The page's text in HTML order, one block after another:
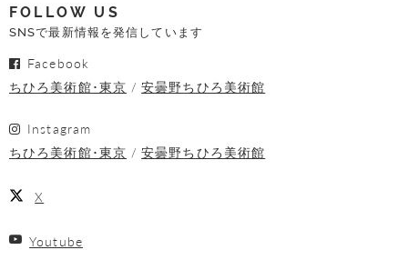
FOLLOW US
SNSで最新情報を発信しています
Facebook
ちひろ美術館･東京
安曇野ちひろ美術館
Instagram
ちひろ美術館･東京
安曇野ちひろ美術館
X
Youtube